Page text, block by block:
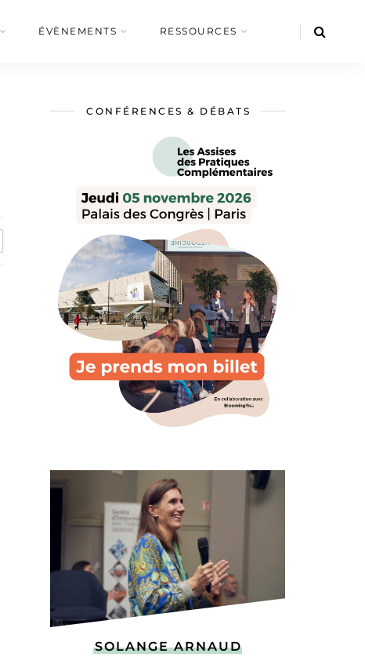
ÉVÈNEMENTS RESSOURCES
CONFÉRENCES & DÉBATS
SOLANGE ARNAUD